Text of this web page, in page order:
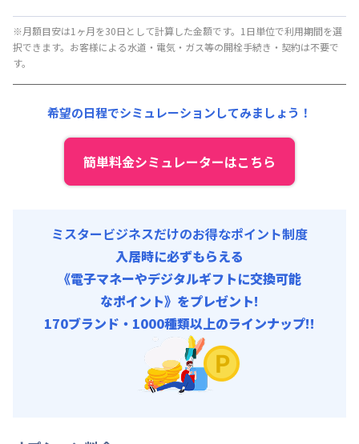
その他費用 :
管理費: 6,000円/月 (200円/日)
初期費用
月額賃料目安(30日利用)
賃料 : 108,000円/月 (3,600円/日) (税抜)
光熱費他 :
その他費用 :
6,000円/月 (200円/日)
事務手数料 : 3,000円/回 (税抜)
※月額目安は1ヶ月を30日として計算した金額です。1日単位で利用期間を選
択できます。お客様による水道・電気・ガス等の開栓手続き・契約は不要で
す。
希望の日程でシミュレーションしてみましょう！
簡単料金シミュレーターはこちら
ミスタービジネスだけのお得なポイント制度
入居時に必ずもらえる
《電子マネーやデジタルギフトに交換可能
なポイント》をプレゼント!
170ブランド・1000種類以上のラインナップ!!